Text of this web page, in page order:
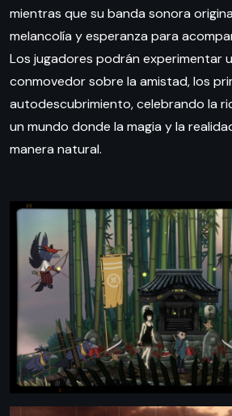
mientras que su banda sonora
melancolía y esperanza para
Los jugadores podrán experimentar
conmovedor sobre la amistad, los
autodescubrimiento, celebrando la
un mundo donde la magia y la
manera natural.